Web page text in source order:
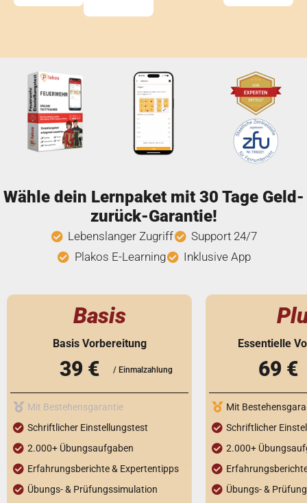
Wähle dein Lernpaket mit 30 Tage Geld-
zurück-Garantie!
Lebenslanger Zugriff
Support 24/7
Plakos E-Learning
Inklusive App
Basis
Basis Vorbereitung
39 € / Einmalzahlung
Mit Bestehensgarantie
Schriftlicher Einstellungstest
2.000+ Übungsaufgaben
Erfahrungsberichte & Expertentipps​
Übungs- & Prüfungssimulation​
Essentielle
69 €
Mit
Schriftlicher
2.000+
Übungs- &